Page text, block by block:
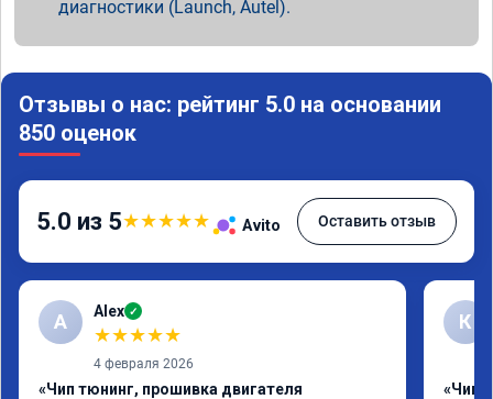
диагностики (Launch, Autel).
Отзывы о нас: рейтинг 5.0 на основании
850 оценок
5.0 из 5★★★★★ Avito Оставить отзыв
A Alex ✓
★★★★★
4 февраля 2026
«Чип тюнинг, прошивка двигателя
К
«Чип